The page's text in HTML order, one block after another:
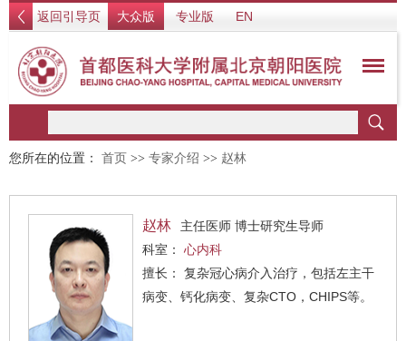
返回引导页 大众版 专业版 EN
您所在的位置： 首页 >> 专家介绍 >> 赵林
赵林
主任医师 博士研究生导师
科室： 心内科
擅长： 复杂冠心病介入治疗，包括左主干
病变、钙化病变、复杂CTO，CHIPS等。